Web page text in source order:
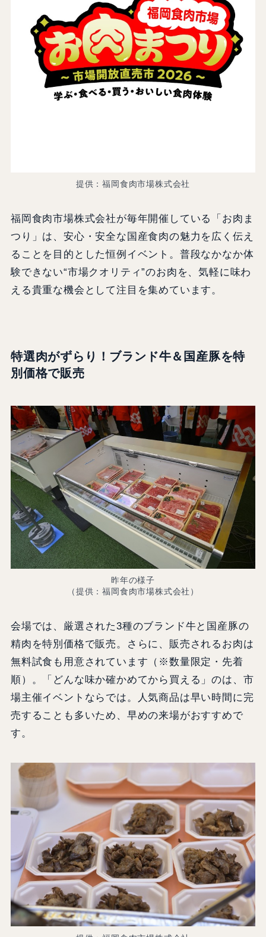
提供：福岡食肉市場株式会社
福岡食肉市場株式会社が毎年開催している「お肉ま
つり」は、安心・安全な国産食肉の魅力を広く伝え
ることを目的とした恒例イベント。普段なかなか体
験できない“市場クオリティ”のお肉を、気軽に味わ
える貴重な機会として注目を集めています。
特選肉がずらり！ブランド牛＆国産豚を特
別価格で販売
昨年の様子
（提供：福岡食肉市場株式会社）
会場では、厳選された3種のブランド牛と国産豚の
精肉を特別価格で販売。さらに、販売されるお肉は
無料試食も用意されています（※数量限定・先着
順）。「どんな味か確かめてから買える」のは、市
場主催イベントならでは。人気商品は早い時間に完
売することも多いため、早めの来場がおすすめで
す。